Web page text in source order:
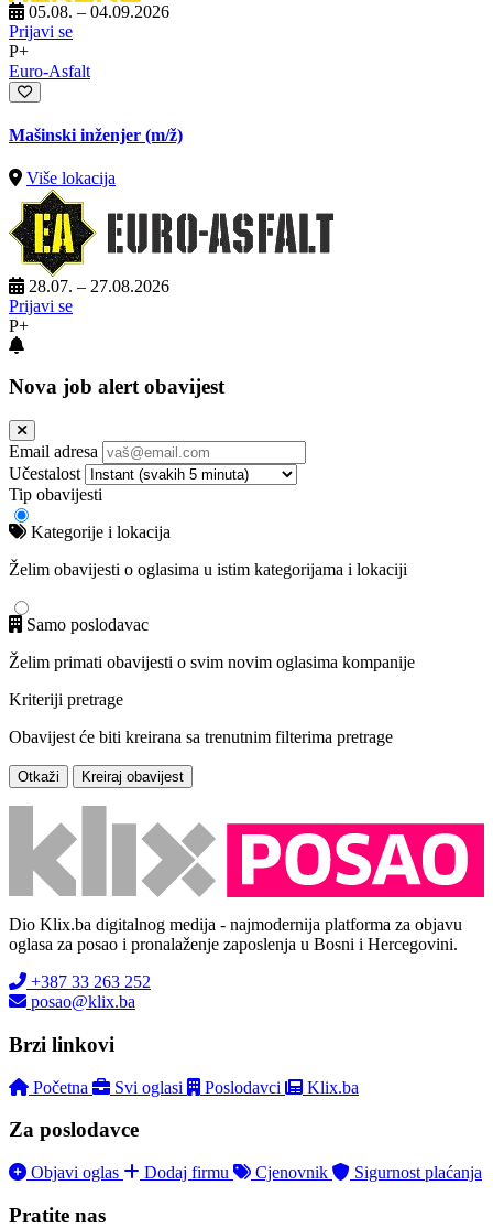
05.08. – 04.09.2026
Prijavi se
P+
Euro-Asfalt
Mašinski inženjer (m/ž)
Više lokacija
28.07. – 27.08.2026
Prijavi se
P+
Nova job alert obavijest
Email adresa
Učestalost
Tip obavijesti
Kategorije i lokacija
Želim obavijesti o oglasima u istim kategorijama i lokaciji
Samo poslodavac
Želim primati obavijesti o svim novim oglasima kompanije
Kriteriji pretrage
Obavijest će biti kreirana sa trenutnim filterima pretrage
Otkaži Kreiraj obavijest
Dio Klix.ba digitalnog medija - najmodernija platforma za objavu
oglasa za posao i pronalaženje zaposlenja u Bosni i Hercegovini.
+387 33 263 252
posao@klix.ba
Brzi linkovi
Početna Svi oglasi Poslodavci Klix.ba
Za poslodavce
Objavi oglas Dodaj firmu Cjenovnik Sigurnost plaćanja
Pratite nas